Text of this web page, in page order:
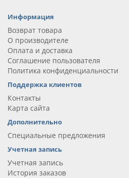
Информация
Возврат товара
О производителе
Оплата и доставка
Соглашение пользователя
Политика конфиденциальности
Поддержка клиентов
Контакты
Карта сайта
Дополнительно
Специальные предложения
Учетная запись
Учетная запись
История заказов